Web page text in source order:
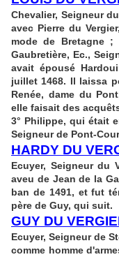
Chevalier, Seigneur
avec Pierre du
mode de Bretagne
Gaubretière, Ec.,
avait épousé
juillet 1468. Il laissa
Renée, dame du
elle faisait des
3° Philippe, qui était
Seigneur de Pont-
HARDY DU
Ecuyer, Seigneur du
aveu de Jean de la
ban de 1491, et fut
père de Guy, qui suit.
GUY DU
Ecuyer, Seigneur de
comme homme